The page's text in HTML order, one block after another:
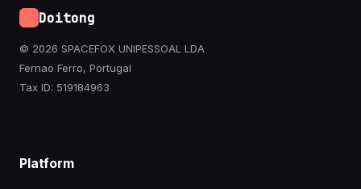
Doitong
© 2026 SPACEFOX UNIPESSOAL LDA
Fernao Ferro, Portugal
Tax ID: 519184963
Platform